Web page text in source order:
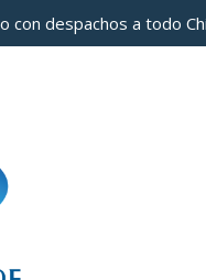
con despachos a todo